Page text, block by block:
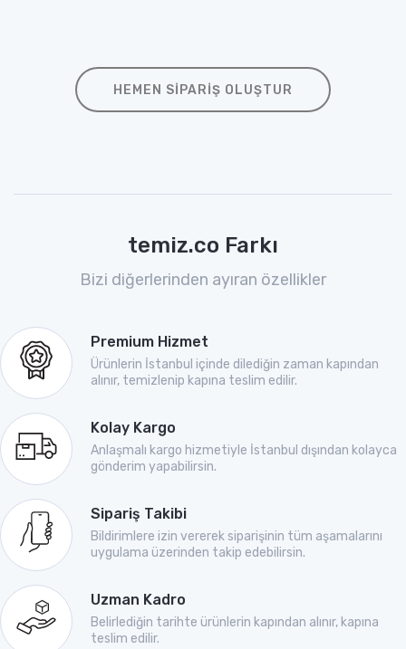
HEMEN SIPARIŞ OLUŞTUR
temiz.co Farkı
Bizi diğerlerinden ayıran özellikler
Premium Hizmet
Ürünlerin İstanbul içinde dilediğin zaman kapından
alınır, temizlenip kapına teslim edilir.
Kolay Kargo
Anlaşmalı kargo hizmetiyle İstanbul dışından kolayca
gönderim yapabilirsin.
Sipariş Takibi
Bildirimlere izin vererek siparişinin tüm aşamalarını
uygulama üzerinden takip edebilirsin.
Uzman Kadro
Belirlediğin tarihte ürünlerin kapından alınır, kapına
teslim edilir.